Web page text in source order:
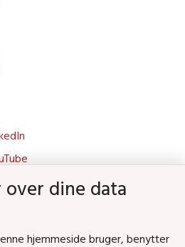
over dine data
hjemmeside bruger, benytter